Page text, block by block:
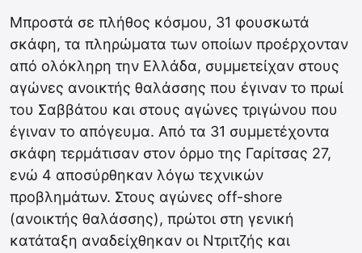
Μπροστά σε πλήθος κόσμου, 31 φουσκωτά
σκάφη, τα πληρώματα των οποίων προέρχονταν
από ολόκληρη την Ελλάδα, συμμετείχαν στους
αγώνες ανοικτής θαλάσσης που έγιναν το πρωί
του Σαββάτου και στους αγώνες τριγώνου που
έγιναν το απόγευμα. Από τα 31 συμμετέχοντα
σκάφη τερμάτισαν στον όρμο της Γαρίτσας 27,
ενώ 4 αποσύρθηκαν λόγω τεχνικών
προβλημάτων. Στους αγώνες off-shore
(ανοικτής θαλάσσης), πρώτοι στη γενική
κατάταξη αναδείχθηκαν οι Ντριτζής και